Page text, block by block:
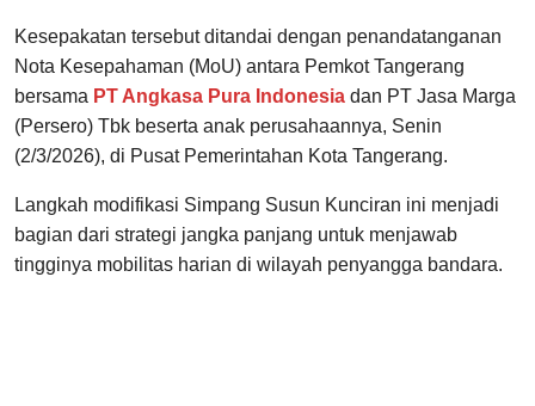
Kesepakatan tersebut ditandai dengan penandatanganan
Nota Kesepahaman (MoU) antara Pemkot Tangerang
bersama PT Angkasa Pura Indonesia dan PT Jasa Marga
(Persero) Tbk beserta anak perusahaannya, Senin
(2/3/2026), di Pusat Pemerintahan Kota Tangerang.
Langkah modifikasi Simpang Susun Kunciran ini menjadi
bagian dari strategi jangka panjang untuk menjawab
tingginya mobilitas harian di wilayah penyangga bandara.